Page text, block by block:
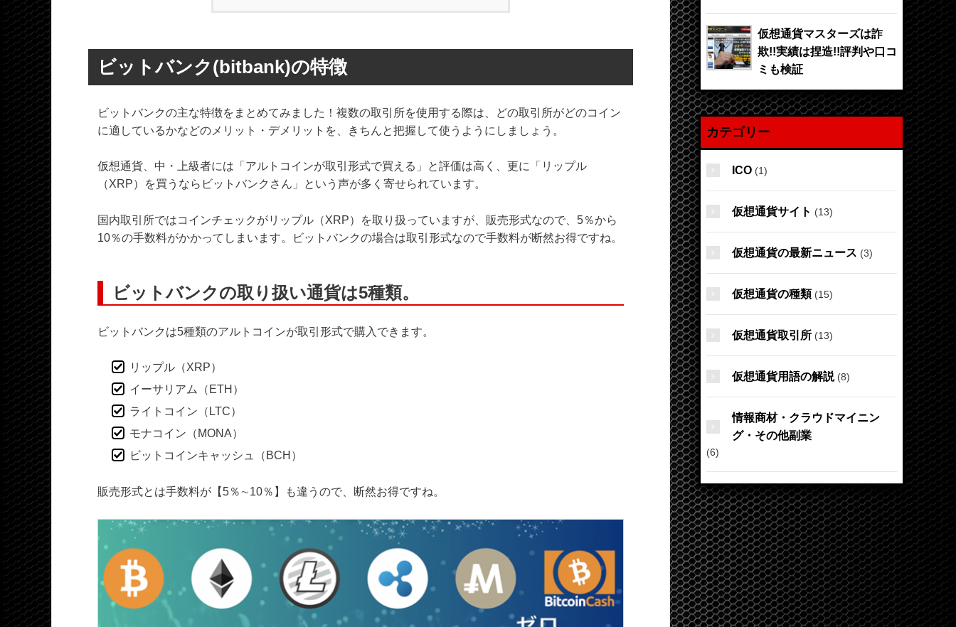
ビットバンク(bitbank)の特徴
ビットバンクの主な特徴をまとめてみました！複数の取引所を使用する際は、どの取引所がどのコイン
に適しているかなどのメリット・デメリットを、きちんと把握して使うようにしましょう。
仮想通貨、中・上級者には「アルトコインが取引形式で買える」と評価は高く、更に「リップル
（XRP）を買うならビットバンクさん」という声が多く寄せられています。
国内取引所ではコインチェックがリップル（XRP）を取り扱っていますが、販売形式なので、5％から
10％の手数料がかかってしまいます。ビットバンクの場合は取引形式なので手数料が断然お得ですね。
ビットバンクの取り扱い通貨は5種類。
ビットバンクは5種類のアルトコインが取引形式で購入できます。
リップル（XRP）
イーサリアム（ETH）
ライトコイン（LTC）
モナコイン（MONA）
ビットコインキャッシュ（BCH）
販売形式とは手数料が【5％∼10％】も違うので、断然お得ですね。
仮想通貨マスターズは詐
欺!!実績は捏造!!評判や口コ
ミも検証
カテゴリー
ICO (1)
仮想通貨サイト (13)
仮想通貨の最新ニュース (3)
仮想通貨の種類 (15)
仮想通貨取引所 (13)
仮想通貨用語の解説(8)
情報商材・クラウドマイニン
グ・その他副業
(6)